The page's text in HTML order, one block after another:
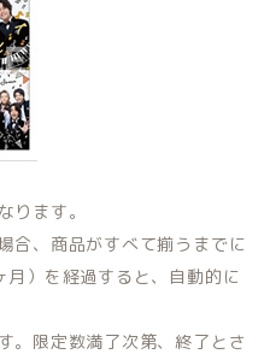
ます。
合、商品がすべて揃うまでに
）を経過すると、自動的に
。限定数満了次第、終了とさ